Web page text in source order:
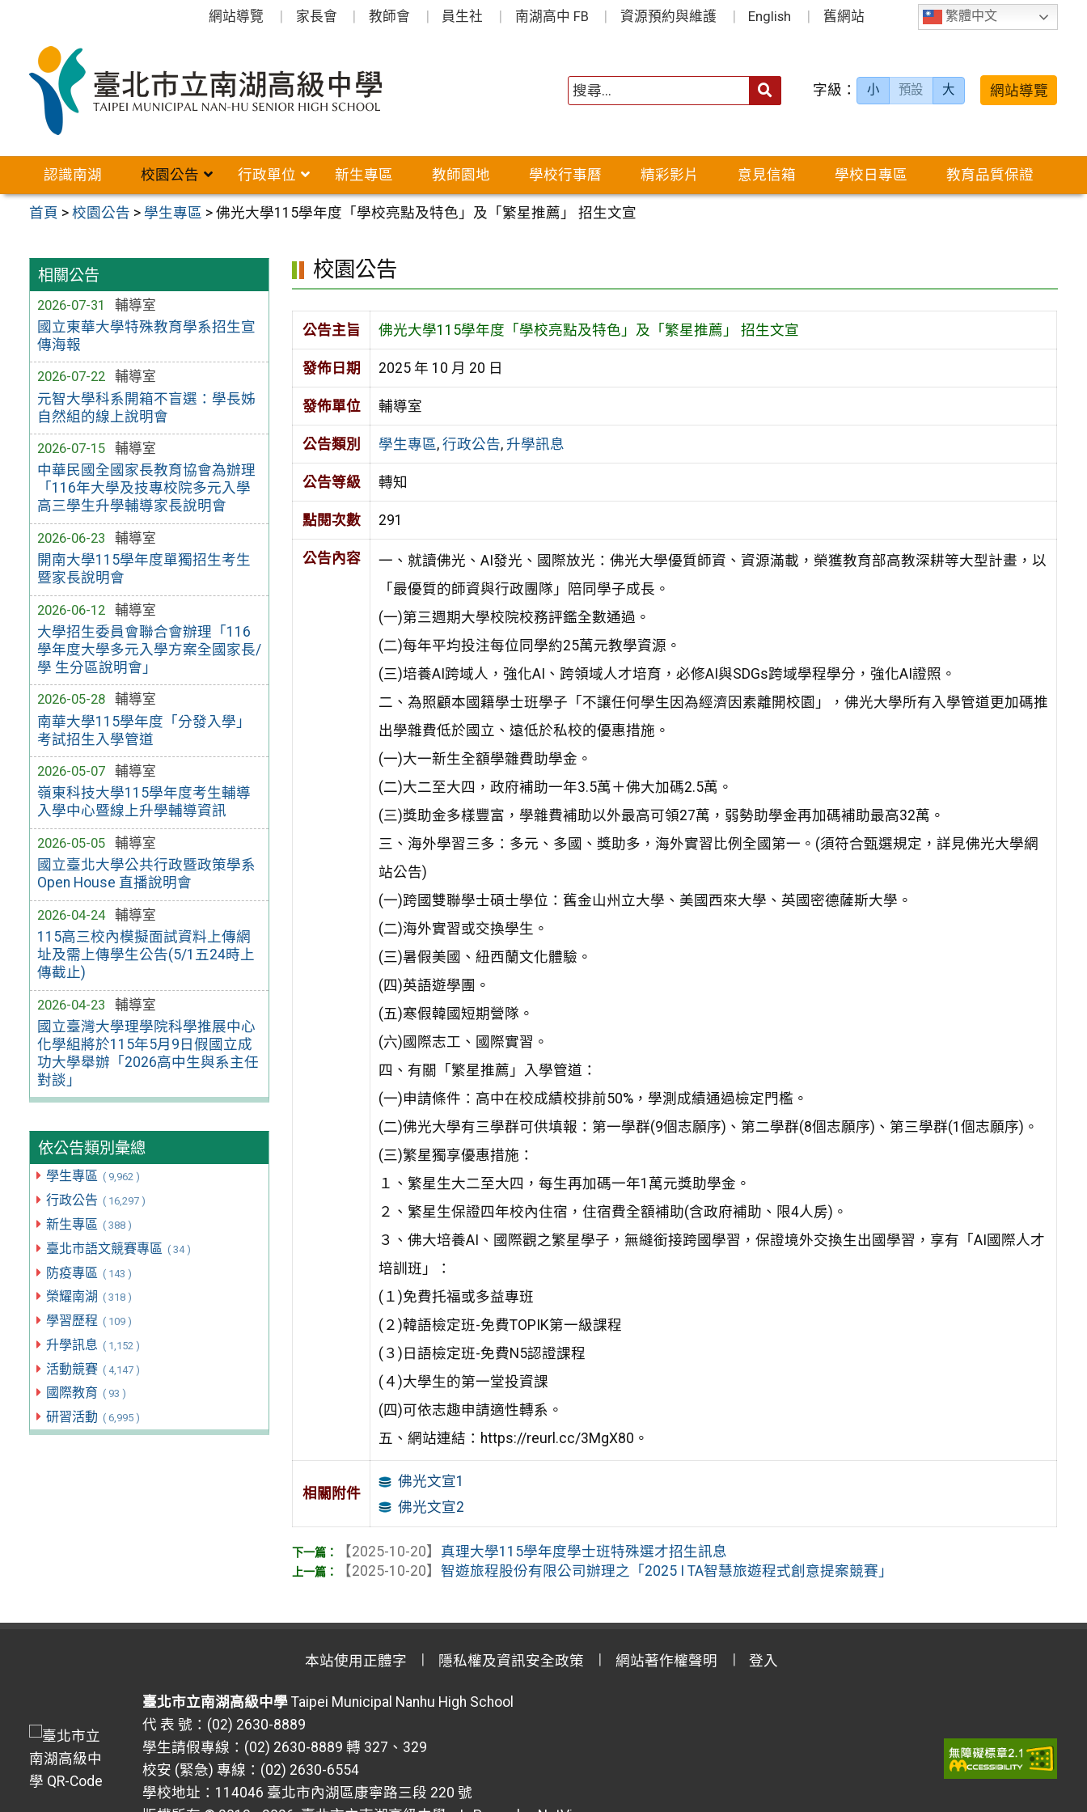
繁體中文
網站導覽 家長會 教師會 員生社 南湖高中 FB 資源預約與維護 English 舊網站
字級： 小 預設 大 網站導覽
認識南湖 校園公告 行政單位 新生專區 教師園地 學校行事曆 精彩影片 意見信箱 學校日專區 教育品質保證
首頁 >校園公告 > 學生專區 >佛光大學115學年度「學校亮點及特色」及「繁星推薦」 招生文宣
相關公告
2026-07-31
輔導室
國立東華大學特殊教育學系招生宣
傳海報
2026-07-22
輔導室
元智大學科系開箱不盲選：學長姊
自然組的線上說明會
2026-07-15
輔導室
中華民國全國家長教育協會為辦理
「116年大學及技專校院多元入學
高三學生升學輔導家長說明會
2026-06-23
輔導室
開南大學115學年度單獨招生考生
暨家長說明會
2026-06-12
輔導室
大學招生委員會聯合會辦理「116
學年度大學多元入學方案全國家長/
學 生分區說明會」
2026-05-28
輔導室
南華大學115學年度「分發入學」
考試招生入學管道
2026-05-07
輔導室
嶺東科技大學115學年度考生輔導
入學中心暨線上升學輔導資訊
2026-05-05
輔導室
國立臺北大學公共行政暨政策學系
Open House 直播說明會
2026-04-24
輔導室
115高三校內模擬面試資料上傳網
址及需上傳學生公告(5/1五24時上
傳截止)
2026-04-23
輔導室
國立臺灣大學理學院科學推展中心
化學組將於115年5月9日假國立成
功大學舉辦「2026高中生與系主任
對談」
依公告類別彙總
學生專區 ( 9,962 )
行政公告 ( 16,297 )
新生專區 ( 388 )
臺北市語文競賽專區 ( 34 )
防疫專區 ( 143 )
榮耀南湖 ( 318 )
學習歷程 ( 109 )
升學訊息 ( 1,152 )
活動競賽 ( 4,147 )
國際教育 ( 93 )
研習活動 ( 6,995 )
校園公告
公告主旨 佛光大學115學年度「學校亮點及特色」及「繁星推薦」 招生文宣
發佈日期 2025 年 10 月 20 日
發佈單位 輔導室
公告類別 學生專區, 行政公告, 升學訊息
公告等級 轉知
點閱次數 291
公告內容
一、就讀佛光、AI發光、國際放光：佛光大學優質師資、資源滿載，榮獲教育部高教深耕等大型計畫，以
「最優質的師資與行政團隊」陪同學子成長。
(一)第三週期大學校院校務評鑑全數通過。
(二)每年平均投注每位同學約25萬元教學資源。
(三)培養AI跨域人，強化AI、跨領域人才培育，必修AI與SDGs跨域學程學分，強化AI證照。
二、為照顧本國籍學士班學子「不讓任何學生因為經濟因素離開校園」，佛光大學所有入學管道更加碼推
出學雜費低於國立、遠低於私校的優惠措施。
(一)大一新生全額學雜費助學金。
(二)大二至大四，政府補助一年3.5萬＋佛大加碼2.5萬。
(三)獎助金多樣豐富，學雜費補助以外最高可領27萬，弱勢助學金再加碼補助最高32萬。
三、海外學習三多：多元、多國、獎助多，海外實習比例全國第一。(須符合甄選規定，詳見佛光大學網
站公告)
(一)跨國雙聯學士碩士學位：舊金山州立大學、美國西來大學、英國密德薩斯大學。
(二)海外實習或交換學生。
(三)暑假美國、紐西蘭文化體驗。
(四)英語遊學團。
(五)寒假韓國短期營隊。
(六)國際志工、國際實習。
四、有關「繁星推薦」入學管道：
(一)申請條件：高中在校成績校排前50%，學測成績通過檢定門檻。
(二)佛光大學有三學群可供填報：第一學群(9個志願序)、第二學群(8個志願序)、第三學群(1個志願序)。
(三)繁星獨享優惠措施：
１、繁星生大二至大四，每生再加碼一年1萬元獎助學金。
２、繁星生保證四年校內住宿，住宿費全額補助(含政府補助、限4人房)。
３、佛大培養AI、國際觀之繁星學子，無縫銜接跨國學習，保證境外交換生出國學習，享有「AI國際人才
培訓班」：
(１)免費托福或多益專班
(２)韓語檢定班-免費TOPIK第一級課程
(３)日語檢定班-免費N5認證課程
(４)大學生的第一堂投資課
(四)可依志趣申請適性轉系。
五、網站連結：https://reurl.cc/3MgX80。
相關附件
佛光文宣1
佛光文宣2
【2025-10-20】 真理大學115學年度學士班特殊選才招生訊息
【2025-10-20】智遊旅程股份有限公司辦理之「2025 I TA智慧旅遊程式創意提案競賽」
本站使用正體字 隱私權及資訊安全政策 網站著作權聲明 登入
臺北市立南湖高級中學 Taipei Municipal Nanhu High School
代 表 號：(02) 2630-8889
學生請假專線：(02) 2630-8889 轉 327、329
校安 (緊急) 專線：(02) 2630-6554
學校地址：114046 臺北市內湖區康寧路三段 220 號